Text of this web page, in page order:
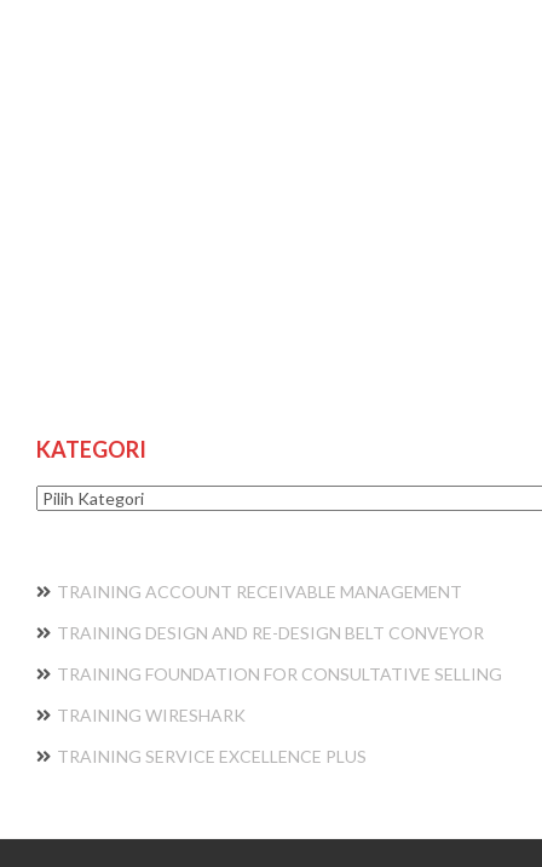
KATEGORI
Kategori
TRAINING ACCOUNT RECEIVABLE MANAGEMENT
TRAINING DESIGN AND RE-DESIGN BELT CONVEYOR
TRAINING FOUNDATION FOR CONSULTATIVE SELLING
TRAINING WIRESHARK
TRAINING SERVICE EXCELLENCE PLUS